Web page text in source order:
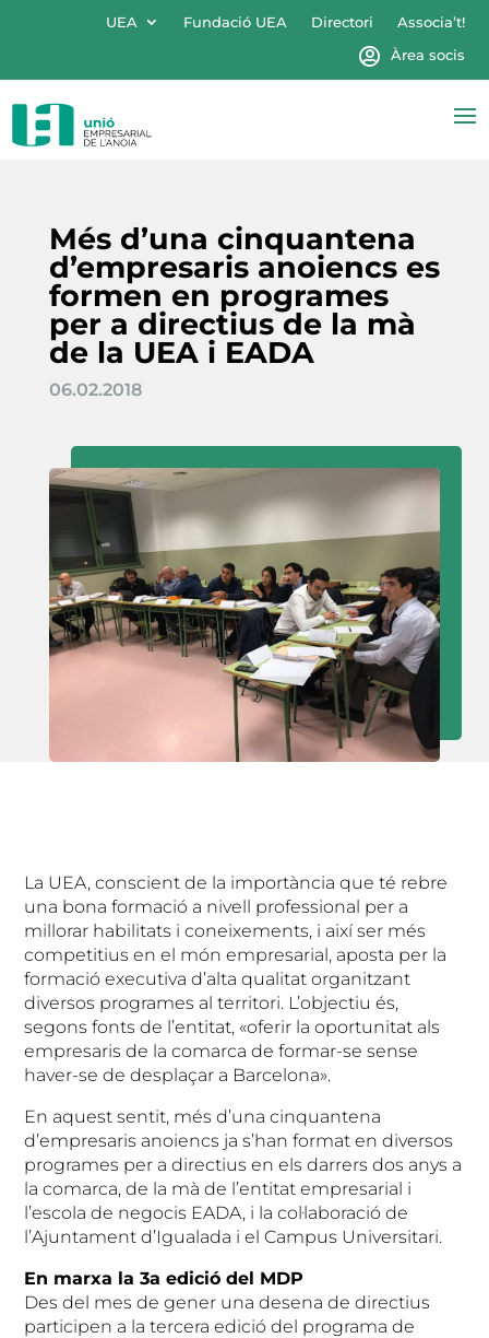
UEA Fundació UEA Directori
Associa’t!
Àrea socis
Més d’una cinquantena
d’empresaris anoiencs es
formen en programes
per a directius de la mà
de la UEA i EADA
06.02.2018
La UEA, conscient de la importància que té rebre
una bona formació a nivell professional per a
millorar habilitats i coneixements, i així ser més
competitius en el món empresarial, aposta per la
formació executiva d’alta qualitat organitzant
diversos programes al territori. L’objectiu és,
segons fonts de l’entitat, «oferir la oportunitat als
empresaris de la comarca de formar-se sense
haver-se de desplaçar a Barcelona».
En aquest sentit, més d’una cinquantena
d’empresaris anoiencs ja s’han format en diversos
programes per a directius en els darrers dos anys a
la comarca, de la mà de l’entitat empresarial i
l’escola de negocis EADA, i la col·laboració de
l’Ajuntament d’Igualada i el Campus Universitari.
En marxa la 3a edició del MDP
Des del mes de gener una desena de directius
participen a la tercera edició del programa de